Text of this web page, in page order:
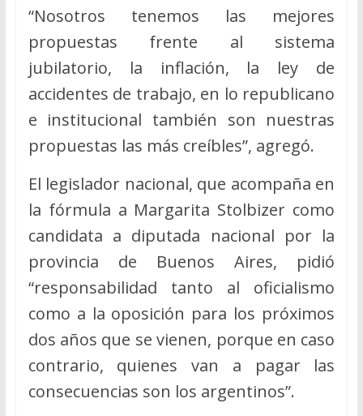
“Nosotros tenemos las mejores
propuestas frente al sistema
jubilatorio, la inflación, la ley de
accidentes de trabajo, en lo republicano
e institucional también son nuestras
propuestas las más creíbles”, agregó.
El legislador nacional, que acompaña en
la fórmula a Margarita Stolbizer como
candidata a diputada nacional por la
provincia de Buenos Aires, pidió
“responsabilidad tanto al oficialismo
como a la oposición para los próximos
dos años que se vienen, porque en caso
contrario, quienes van a pagar las
consecuencias son los argentinos”.